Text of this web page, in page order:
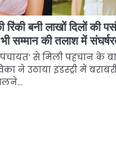
रिंकी बनी लाखों दिलों की
सम्मान की तलाश में
से मिली पहचान के
ने उठाया इंडस्ट्री में